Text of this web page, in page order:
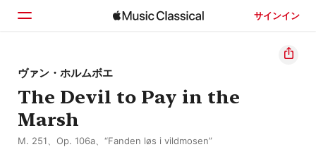
サインイン
ホーム
見つける
検索
ヴァン・ホルムボエ
The Devil to Pay in the
Marsh
M. 251、Op. 106a、“Fanden løs i vildmosen”